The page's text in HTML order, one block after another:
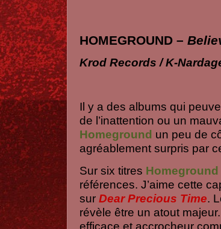
HOMEGROUND –
Krod Records / K-
Il y a des albums qui
de l’inattention ou un
Homeground un peu de
agréablement surpris par
Sur six titres Homeground
références. J’aime cette
sur Dear Precious Time.
révèle être un atout
efficace et accrocheur